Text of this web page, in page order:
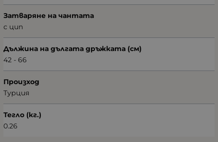
Затваряне на чантата
с цип
Дължина на дългата дръжката (см)
42 - 66
Произход
Турция
Тегло (кг.)
0.26